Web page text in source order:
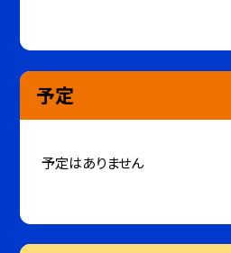
予定
予定はありません